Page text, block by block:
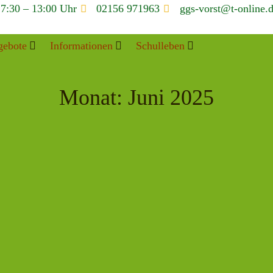
– 13:00 Uhr 02156 971963 ggs-vorst@t-
Informationen Schulleben
Monat: Juni 2025